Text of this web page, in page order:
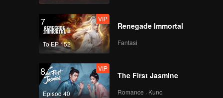
7
To EP 152
VIP
Renegade Immortal
Fantasi
8
Episod 40
VIP
The First Jasmine
Romance · Kuno